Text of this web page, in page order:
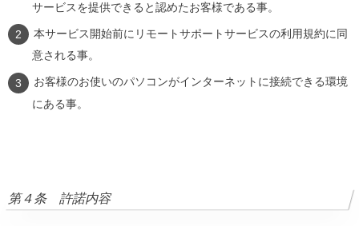
サービスを提供できると認めたお客様である事。
本サービス開始前にリモートサポートサービスの利用規約に同
意される事。
お客様のお使いのパソコンがインターネットに接続できる環境
にある事。
第４条 許諾内容